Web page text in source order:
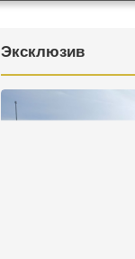
Эксклюзив